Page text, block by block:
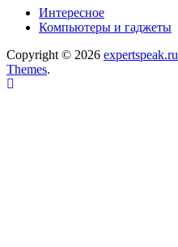
Интересное
Компьютеры и гаджеты
Copyright © 2026 expertspeak.ru
Themes.